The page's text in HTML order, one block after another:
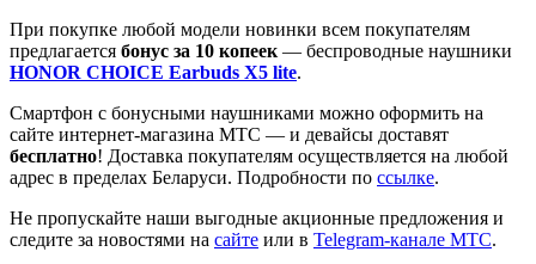
При покупке любой модели новинки всем покупателям
предлагается бонус за 10 копеек — беспроводные наушники
HONOR CHOICE Earbuds X5 lite.
Смартфон с бонусными наушниками можно оформить на
сайте интернет-магазина МТС — и девайсы доставят
бесплатно! Доставка покупателям осуществляется на любой
адрес в пределах Беларуси. Подробности по ссылке.
Не пропускайте наши выгодные акционные предложения и
следите за новостями на сайте или в Telegram-канале МТС.